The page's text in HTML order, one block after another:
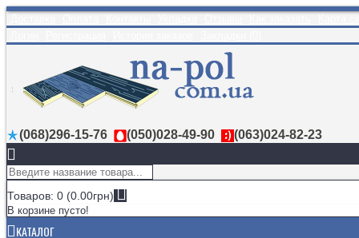
(068)296-15-76 (050)028-49-90 (063)024-82-23
Товаров: 0 (0.00грн)
В корзине пусто!
КАТАЛОГ